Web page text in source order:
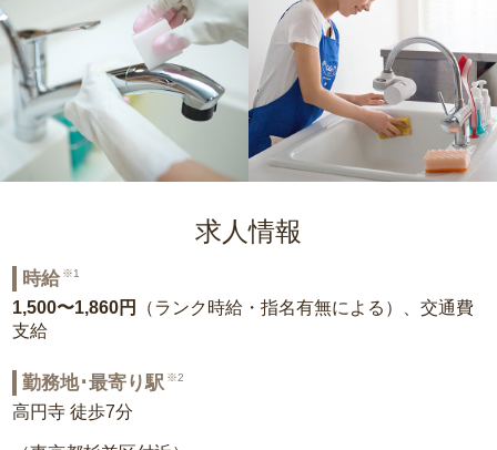
求人情報
時給 ※1
1,500〜1,860円
（ランク時給・指名有無による）、交通費
支給
勤務地･最寄り駅 ※2
高円寺 徒歩7分